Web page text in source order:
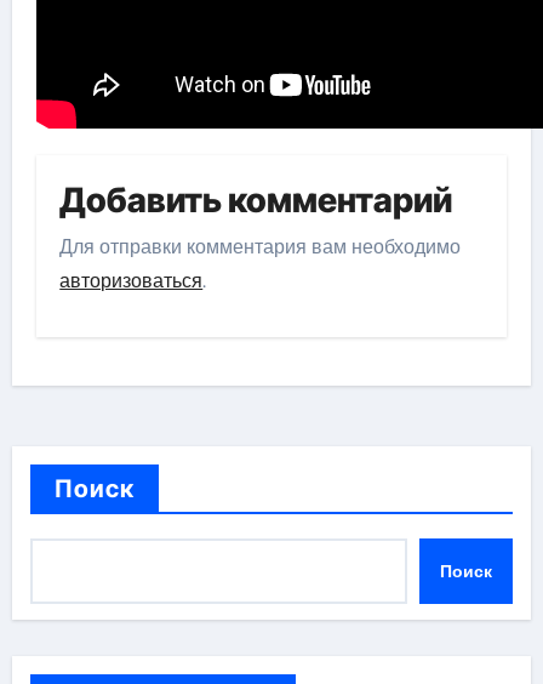
Добавить комментарий
Для отправки комментария вам необходимо
авторизоваться.
Поиск
Поиск